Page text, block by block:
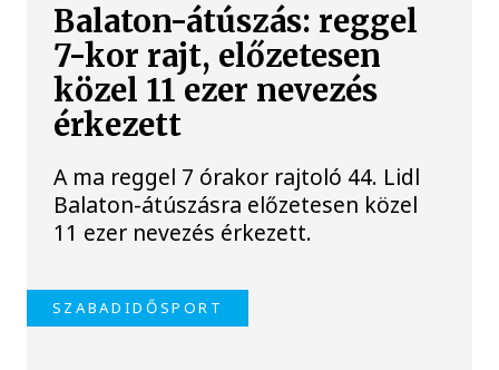
Balaton-átúszás: reggel
7-kor rajt, előzetesen
közel 11 ezer nevezés
érkezett
A ma reggel 7 órakor rajtoló 44. Lidl
Balaton-átúszásra előzetesen közel
11 ezer nevezés érkezett.
SZABADIDŐSPORT